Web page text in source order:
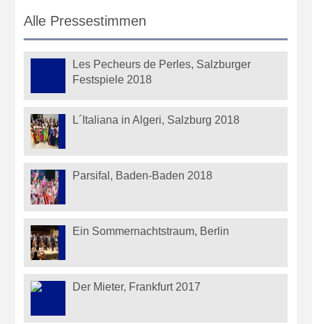
Alle Pressestimmen
Les Pecheurs de Perles, Salzburger
Festspiele 2018
L´Italiana in Algeri, Salzburg 2018
Parsifal, Baden-Baden 2018
Ein Sommernachtstraum, Berlin
Der Mieter, Frankfurt 2017